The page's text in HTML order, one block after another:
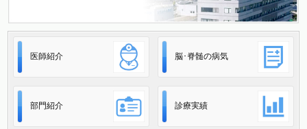
医師紹介 脳･脊髄の病気
部門紹介 診療実績